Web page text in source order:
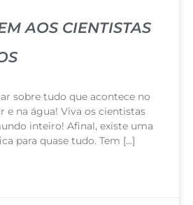
AOS CIENTISTAS
sobre tudo que acontece no
e na água! Viva os cientistas
inteiro! Afinal, existe uma
para quase tudo. Tem […]